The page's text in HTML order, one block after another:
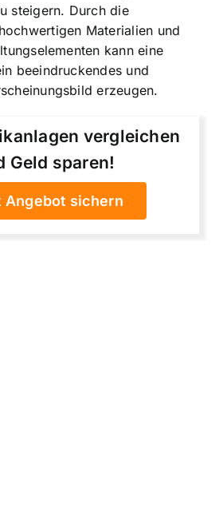
steigern. Durch die
Materialien und
kann eine
beeindruckendes und
erzeugen.
vergleichen
Geld sparen!
Angebot sichern